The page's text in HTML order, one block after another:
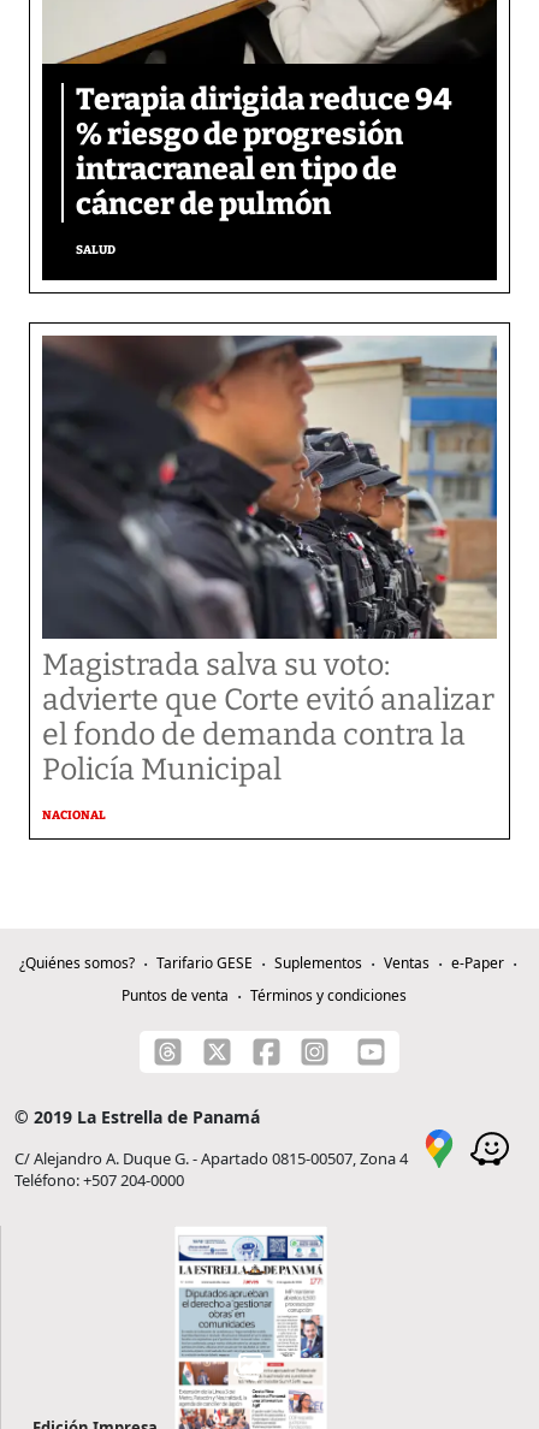
Terapia dirigida reduce 94
% riesgo de progresión
intracraneal en tipo de
cáncer de pulmón
SALUD
Magistrada salva su voto:
advierte que Corte evitó analizar
el fondo de demanda contra la
Policía Municipal
NACIONAL
¿Quiénes somos? Tarifario GESE Suplementos Ventas
e-Paper
Puntos de venta
Términos y condiciones
© 2019 La Estrella de Panamá
C/ Alejandro A. Duque G. - Apartado 0815-00507, Zona 4
Teléfono: +507 204-0000